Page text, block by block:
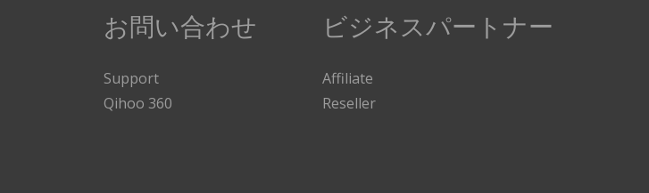
お問い合わせ
Support
Qihoo 360
ビジネスパートナー
Affiliate
Reseller